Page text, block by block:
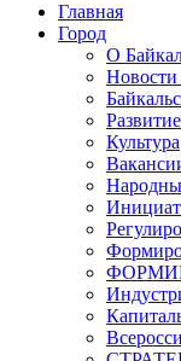
Главная
Город
О
Новости
Культура